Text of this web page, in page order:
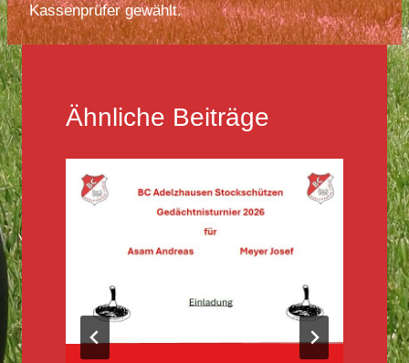
Kassenprüfer gewählt.
Ähnliche Beiträge